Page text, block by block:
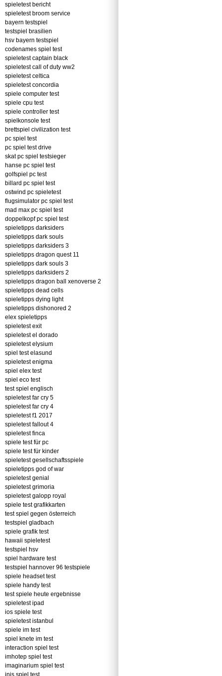
spieletest bericht
spieletest broom service
bayern testspiel
testspiel brasilien
hsv bayern testspiel
codenames spiel test
spieletest captain black
spieletest call of duty ww2
spieletest celtica
spieletest concordia
spiele computer test
spiele cpu test
spiele controller test
spielkonsole test
brettspiel civilization test
pc spiel test
pc spiel test drive
skat pc spiel testsieger
hanse pc spiel test
golfspiel pc test
billard pc spiel test
ostwind pc spieletest
flugsimulator pc spiel test
mad max pc spiel test
doppelkopf pc spiel test
spieletipps darksiders
spieletipps dark souls
spieletipps darksiders 3
spieletipps dragon quest 11
spieletipps dark souls 3
spieletipps darksiders 2
spieletipps dragon ball xenoverse 2
spieletipps dead cells
spieletipps dying light
spieletipps dishonored 2
elex spieletipps
spieletest exit
spieletest el dorado
spieletest elysium
spiel test elasund
spieletest enigma
spiel elex test
spiel eco test
test spiel englisch
spieletest far cry 5
spieletest far cry 4
spieletest f1 2017
spieletest fallout 4
spieletest finca
spiele test für pc
spiele test für kinder
spieletest gesellschaftsspiele
spieletipps god of war
spieletest genial
spieletest grimoria
spieletest galopp royal
spiele test grafikkarten
test spiel gegen österreich
testspiel gladbach
spiele grafik test
hawaii spieletest
testspiel hsv
spiel hardware test
testspiel hannover 96 testspiele
spiele headset test
spiele handy test
test spiele heute ergebnisse
spieletest ipad
ios spiele test
spieletest istanbul
spiele im test
spiel knete im test
interaction spiel test
imhotep spiel test
imaginarium spiel test
inis spiel test